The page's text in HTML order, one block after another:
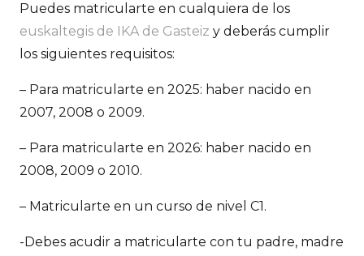
Puedes matricularte en cualquiera de los
euskaltegis de IKA de Gasteiz y deberás cumplir
los siguientes requisitos:
– Para matricularte en 2025: haber nacido en
2007, 2008 o 2009.
– Para matricularte en 2026: haber nacido en
2008, 2009 o 2010.
– Matricularte en un curso de nivel C1.
-Debes acudir a matricularte con tu padre, madre